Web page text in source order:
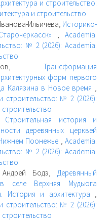
и строительство:
и строительство
Ильичева, Историко-
, Academia.
№ 2 (2026): Academia.
Трансформация
форм первого
Калязина в Новое время ,
строительство: № 2 (2026):
Строительная история и
деревянных церквей
Поонежье , Academia.
№ 2 (2026): Academia.
Андрей Бодэ, Деревянный
селе Верхняя Мудьюга
История и архитектура ,
строительство: № 2 (2026):